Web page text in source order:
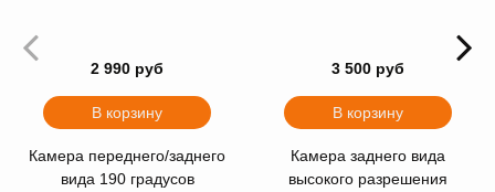
2 990 руб
В корзину
Камера переднего/заднего
вида 190 градусов
3 500 руб
В корзину
Камера заднего вида
высокого разрешения